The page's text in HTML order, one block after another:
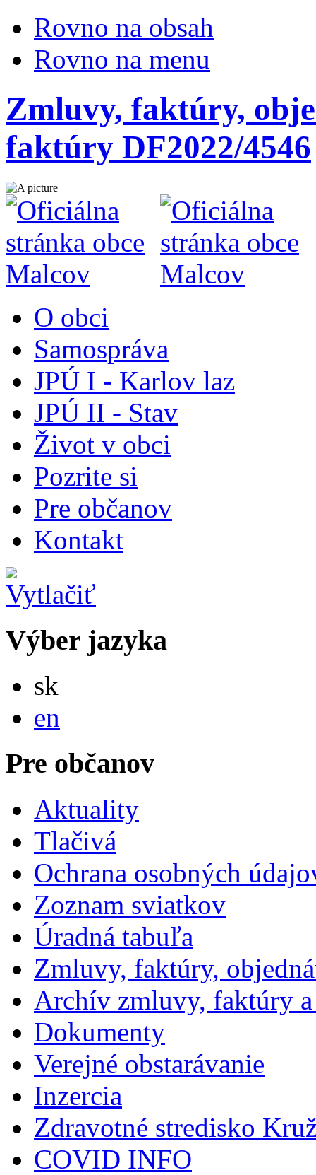
Rovno na obsah
Rovno na menu
Zmluvy, faktúry,
faktúry DF2022/4546
O obci
Samospráva
JPÚ I - Karlov laz
JPÚ II - Stav
Život v obci
Pozrite si
Pre občanov
Kontakt
Výber jazyka
sk
en
Pre občanov
Aktuality
Tlačivá
Ochrana osobných
Zoznam sviatkov
Úradná tabuľa
Zmluvy, faktúry,
Archív zmluvy, faktúry
Dokumenty
Verejné obstarávanie
Inzercia
Zdravotné stredisko
COVID INFO